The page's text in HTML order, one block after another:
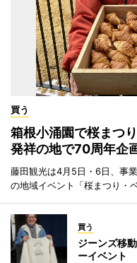
買う
箱根小涌園で桜まつ
発祥の地で70周年企
藤田観光は4月5日・6日、事
の地域イベント「桜まつり・
買う
ジーンズ移
ーイベント